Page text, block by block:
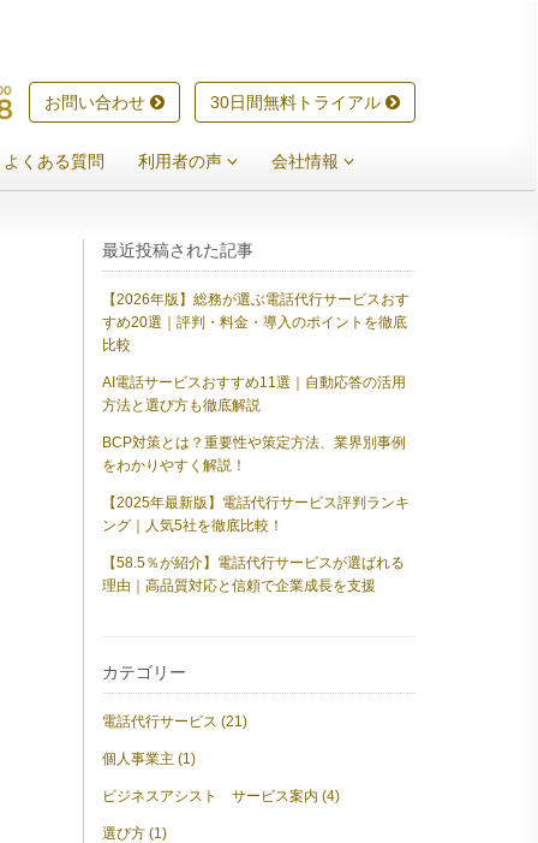
お問い合わせ 30日間無料トライアル
よくある質問 利用者の声 会社情報
最近投稿された記事
【2026年版】総務が選ぶ電話代行サービスおす
すめ20選｜評判・料金・導入のポイントを徹底
比較
AI電話サービスおすすめ11選｜自動応答の活用
方法と選び方も徹底解説
BCP対策とは？重要性や策定方法、業界別事例
をわかりやすく解説！
【2025年最新版】電話代行サービス評判ランキ
ング｜人気5社を徹底比較！
【58.5％が紹介】電話代行サービスが選ばれる
理由｜高品質対応と信頼で企業成長を支援
カテゴリー
電話代行サービス (21)
個人事業主 (1)
ビジネスアシスト サービス案内 (4)
選び方 (1)